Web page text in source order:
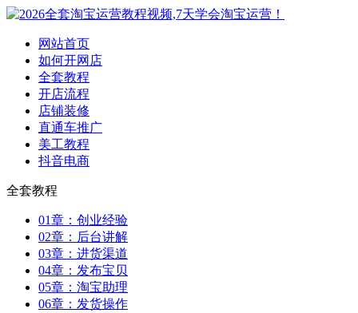
网站首页
如何开网店
全套教程
开店流程
店铺装修
直通车推广
美工教程
抖音电商
全套教程
01章：创业经验
02章：后台讲解
03章：进货渠道
04章：发布宝贝
05章：淘宝助理
06章：发货操作